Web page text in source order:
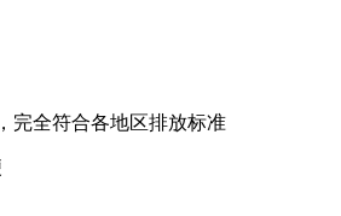
完全符合各地区排放标准